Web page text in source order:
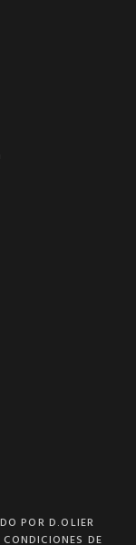
POR D.OLIER
CONDICIONES DE